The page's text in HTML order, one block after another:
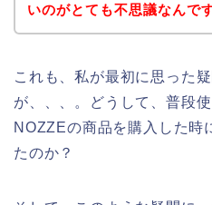
いのがとても不思議なんで
これも、私が最初に思った
が、、、。どうして、普段
NOZZEの商品を購入した時
たのか？